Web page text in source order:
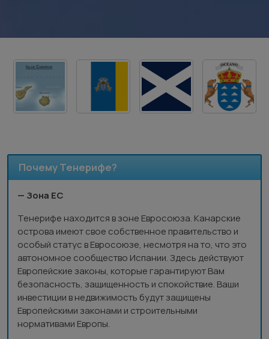
Почему Тенерифе?
— Зона ЕС
Тенерифе находится в зоне Евросоюза. Канарские
острова имеют свое собственное правительство и
особый статус в Евросоюзе, несмотря на то, что это
автономное сообщество Испании. Здесь действуют
Европейские законы, которые гарантируют Вам
безопасность, защищенность и спокойствие. Ваши
инвестиции в недвижимость будут защищены
Европейскими законами и строительными
нормативами Европы.